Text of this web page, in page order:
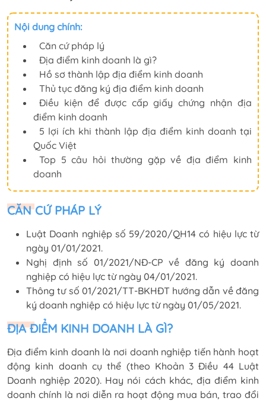
Nội dung chính:
Căn cứ pháp lý
Địa điểm kinh doanh là gì?
Hồ sơ thành lập địa điểm kinh doanh
Thủ tục đăng ký địa điểm kinh doanh
Điều kiện để được cấp giấy chứng nhận địa
điểm kinh doanh
5 lợi ích khi thành lập địa điểm kinh doanh tại
Quốc Việt
Top 5 câu hỏi thường gặp về địa điểm kinh
doanh
CĂN CỨ PHÁP LÝ
Luật Doanh nghiệp số 59/2020/QH14 có hiệu lực từ
ngày 01/01/2021.
Nghị định số 01/2021/NĐ-CP về đăng ký doanh
nghiệp có hiệu lực từ ngày 04/01/2021.
Thông tư số 01/2021/TT-BKHĐT hướng dẫn về đăng
ký doanh nghiệp có hiệu lực từ ngày 01/05/2021.
ĐỊA ĐIỂM KINH DOANH LÀ GÌ?
Địa điểm kinh doanh là nơi doanh nghiệp tiến hành hoạt
động kinh doanh cụ thể (theo Khoản 3 Điều 44 Luật
Doanh nghiệp 2020). Hay nói cách khác, địa điểm kinh
doanh chính là nơi diễn ra hoạt động mua bán, trao đổi